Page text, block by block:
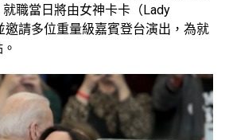
職當日將由女神卡卡（Lady
邀請多位重量級嘉賓登台演出，為就